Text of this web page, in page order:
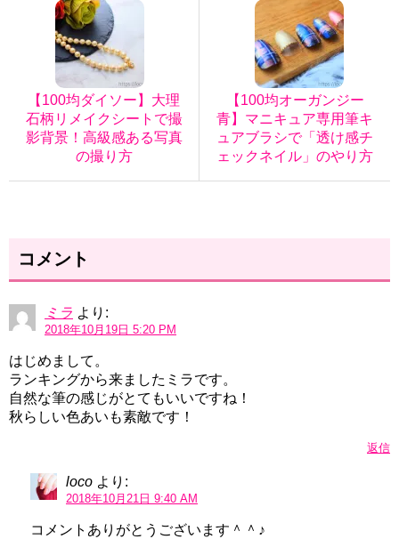
【100均ダイソー】大理
石柄リメイクシートで撮
影背景！高級感ある写真
の撮り方
【100均オーガンジー
青】マニキュア専用筆キ
ュアブラシで「透け感チ
ェックネイル」のやり方
コメント
ミラ より:
2018年10月19日 5:20 PM
はじめまして。
ランキングから来ましたミラです。
自然な筆の感じがとてもいいですね！
秋らしい色あいも素敵です！
返信
loco より:
2018年10月21日 9:40 AM
コメントありがとうございます＾＾♪